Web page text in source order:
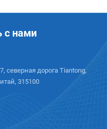
с нами
северная дорога Tiantong,
315100